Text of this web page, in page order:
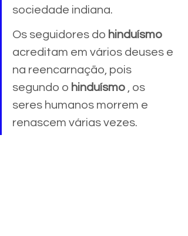
sociedade indiana.
Os seguidores do hinduísmo
acreditam em vários deuses e
na reencarnação, pois
segundo o hinduísmo , os
seres humanos morrem e
renascem várias vezes.